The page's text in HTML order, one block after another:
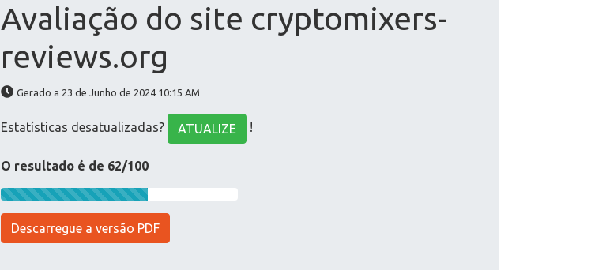
Avaliação do site cryptomixers-
reviews.org
Gerado a 23 de Junho de 2024 10:15 AM
Estatísticas desatualizadas? ATUALIZE !
O resultado é de 62/100
Descarregue a versão PDF